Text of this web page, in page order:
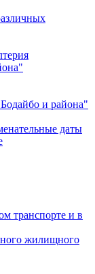
и района"
даты
транспорте и в
жилищного